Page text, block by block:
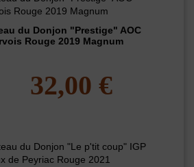
du Donjon "Prestige" AOC
Rouge 2019 Magnum
32,00 €